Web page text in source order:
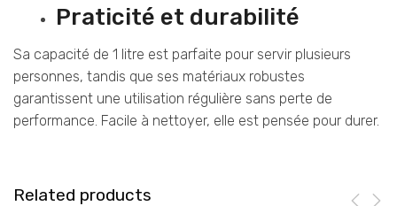
Praticité et durabilité
Sa capacité de 1 litre est parfaite pour servir plusieurs
personnes, tandis que ses matériaux robustes
garantissent une utilisation régulière sans perte de
performance. Facile à nettoyer, elle est pensée pour durer.
Related products